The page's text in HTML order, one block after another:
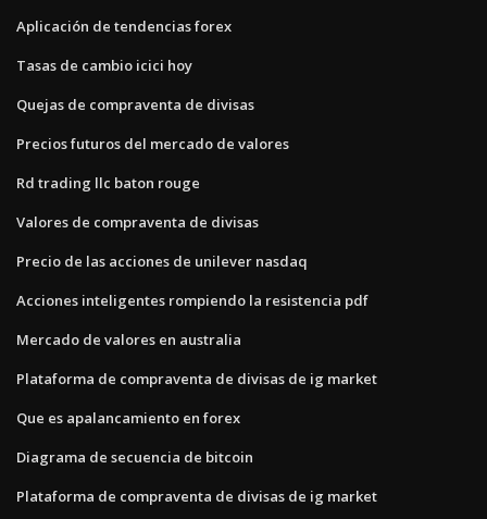
Aplicación de tendencias forex
Tasas de cambio icici hoy
Quejas de compraventa de divisas
Precios futuros del mercado de valores
Rd trading llc baton rouge
Valores de compraventa de divisas
Precio de las acciones de unilever nasdaq
Acciones inteligentes rompiendo la resistencia pdf
Mercado de valores en australia
Plataforma de compraventa de divisas de ig market
Que es apalancamiento en forex
Diagrama de secuencia de bitcoin
Plataforma de compraventa de divisas de ig market